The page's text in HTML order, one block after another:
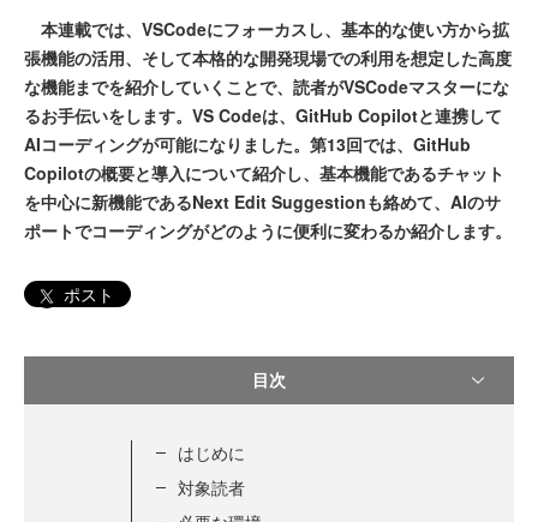
本連載では、VSCodeにフォーカスし、基本的な使い方から拡
張機能の活用、そして本格的な開発現場での利用を想定した高度
な機能までを紹介していくことで、読者がVSCodeマスターにな
るお手伝いをします。VS Codeは、GitHub Copilotと連携して
AIコーディングが可能になりました。第13回では、GitHub
Copilotの概要と導入について紹介し、基本機能であるチャット
を中心に新機能であるNext Edit Suggestionも絡めて、AIのサ
ポートでコーディングがどのように便利に変わるか紹介します。
ポスト
目次
はじめに
対象読者